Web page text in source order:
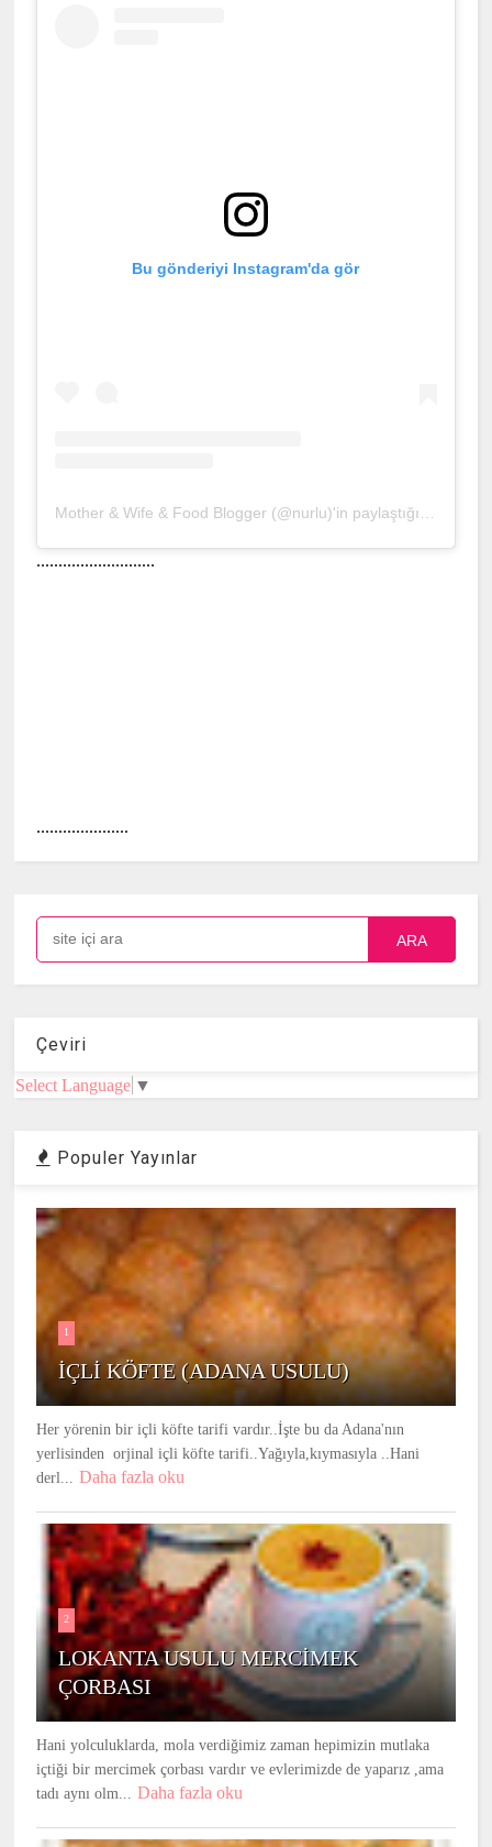
Bu gönderiyi Instagram'da gör
...........................
.....................
ARA
Çeviri
Select Language ▼
Populer Yayınlar
1
İÇLİ KÖFTE (ADANA USULU)
Her yörenin bir içli köfte tarifi vardır..İşte bu da Adana'nın
yerlisinden orjinal içli köfte tarifi..Yağıyla,kıymasıyla ..Hani
derl... Daha fazla oku
2
LOKANTA USULU MERCİMEK
ÇORBASI
Hani yolculuklarda, mola verdiğimiz zaman hepimizin mutlaka
içtiği bir mercimek çorbası vardır ve evlerimizde de yaparız ,ama
tadı aynı olm... Daha fazla oku